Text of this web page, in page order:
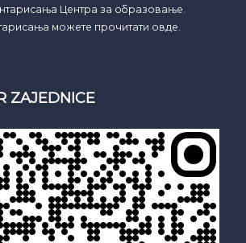
Центра за образовање.
можете прочитати овде.
ZAJEDNICE